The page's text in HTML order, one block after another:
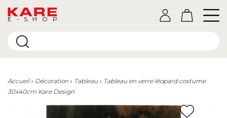
E-SHOP
Accueil Décoration Tableau
Tableau en verre léopard costume
30x40cm Kare Design